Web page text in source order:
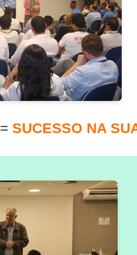
= SUCESSO NA